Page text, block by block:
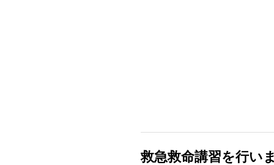
救急救命講習を行い